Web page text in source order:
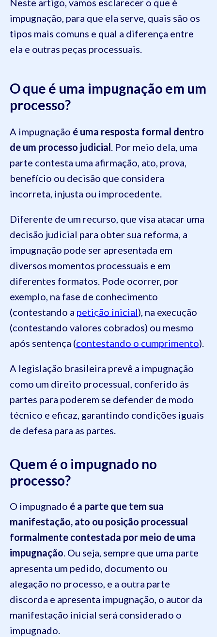
Neste artigo, vamos esclarecer o que é
impugnação, para que ela serve, quais são os
tipos mais comuns e qual a diferença entre
ela e outras peças processuais.
O que é uma impugnação em um
processo?
A impugnação é uma resposta formal dentro
de um processo judicial. Por meio dela, uma
parte contesta uma afirmação, ato, prova,
benefício ou decisão que considera
incorreta, injusta ou improcedente.
Diferente de um recurso, que visa atacar uma
decisão judicial para obter sua reforma, a
impugnação pode ser apresentada em
diversos momentos processuais e em
diferentes formatos. Pode ocorrer, por
exemplo, na fase de conhecimento
(contestando a petição inicial), na execução
(contestando valores cobrados) ou mesmo
após sentença (contestando o cumprimento).
A legislação brasileira prevê a impugnação
como um direito processual, conferido às
partes para poderem se defender de modo
técnico e eficaz, garantindo condições iguais
de defesa para as partes.
Quem é o impugnado no
processo?
O impugnado é a parte que tem sua
manifestação, ato ou posição processual
formalmente contestada por meio de uma
impugnação. Ou seja, sempre que uma parte
apresenta um pedido, documento ou
alegação no processo, e a outra parte
discorda e apresenta impugnação, o autor da
manifestação inicial será considerado o
impugnado.